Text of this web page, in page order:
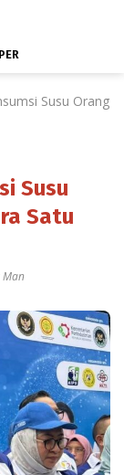
Susu Orang
Susu
Satu
Man